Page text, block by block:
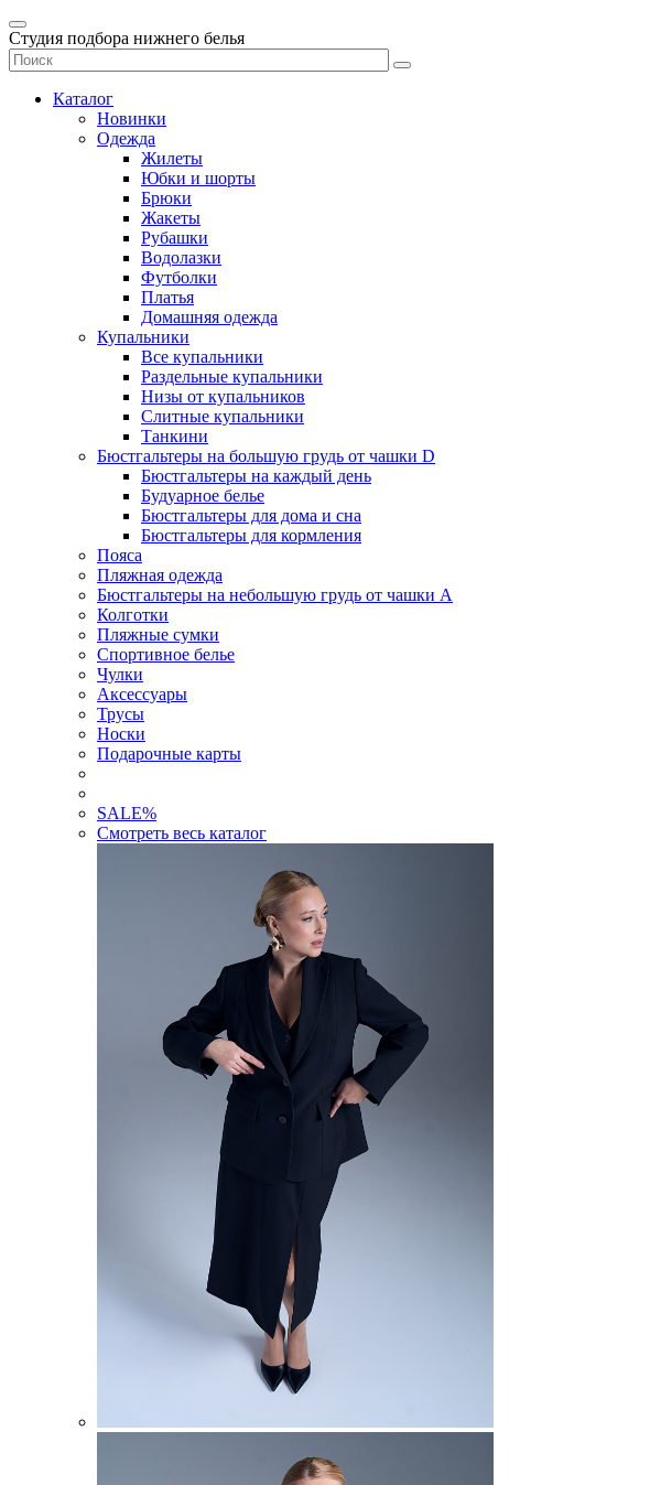
Студия подбора нижнего белья
Каталог
Новинки
Одежда
Жилеты
Юбки и шорты
Брюки
Жакеты
Рубашки
Водолазки
Футболки
Платья
Домашняя одежда
Купальники
Все купальники
Раздельные купальники
Низы от купальников
Слитные купальники
Танкини
Бюстгальтеры на большую грудь от чашки D
Бюстгальтеры на каждый день
Будуарное белье
Бюстгальтеры для дома и сна
Бюстгальтеры для кормления
Пояса
Пляжная одежда
Бюстгальтеры на небольшую грудь от чашки А
Колготки
Пляжные сумки
Спортивное белье
Чулки
Аксессуары
Трусы
Носки
Подарочные карты
SALE%
Смотреть весь каталог